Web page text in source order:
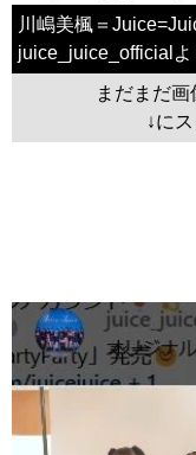
川嶋美楓＝
juice_juice_officialよ
まだまだ画
↓に